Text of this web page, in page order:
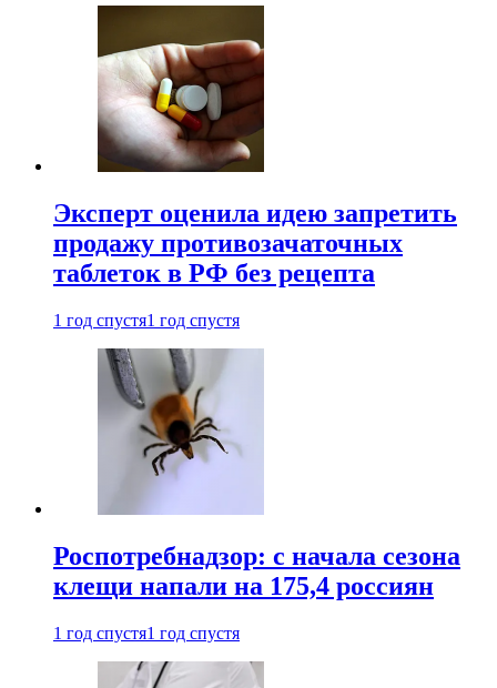
Эксперт оценила идею запретить
продажу противозачаточных
таблеток в РФ без рецепта
1 год спустя1 год спустя
Роспотребнадзор: с начала сезона
клещи напали на 175,4 россиян
1 год спустя1 год спустя